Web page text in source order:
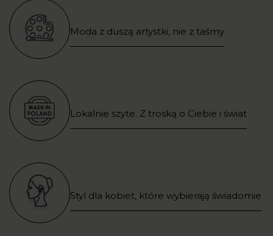
Moda z duszą artystki, nie z taśmy
Lokalnie szyte. Z troską o Ciebie i świat
Styl dla kobiet, które wybierają świadomie